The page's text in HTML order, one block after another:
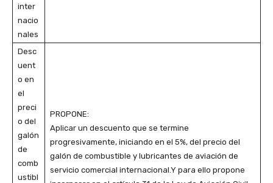
inter
nacio
nales
Desc
uent
o en
el
preci
o del
galón
de
comb
ustibl
PROPONE:
Aplicar un descuento que se termine
progresivamente, iniciando en el 5%, del precio del
galón de combustible y lubricantes de aviación de
servicio comercial internacional.Y para ello propone